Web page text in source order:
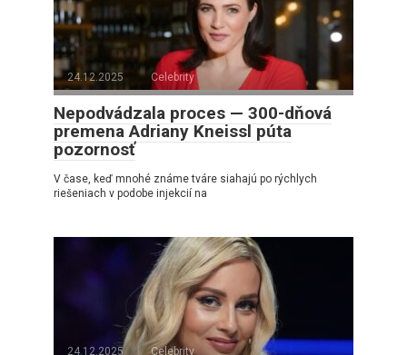
24.12.2025 Celebrity
Nepodvádzala proces — 300-dňová
premena Adriany Kneissl púta
pozornosť
V čase, keď mnohé známe tváre siahajú po rýchlych
riešeniach v podobe injekcií na
24.12.2025 Celebrity